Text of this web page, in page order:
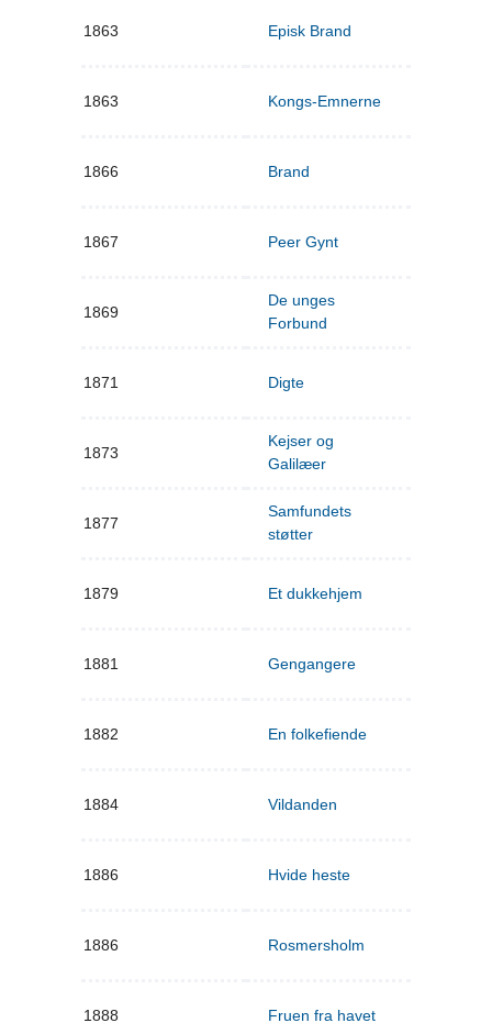
1863 Episk Brand
1863 Kongs-Emnerne
1866 Brand
1867 Peer Gynt
1869
De unges
Forbund
1871 Digte
1873
Kejser og
Galilæer
1877
Samfundets
støtter
1879 Et dukkehjem
1881 Gengangere
1882 En folkefiende
1884 Vildanden
1886 Hvide heste
1886 Rosmersholm
1888 Fruen fra havet